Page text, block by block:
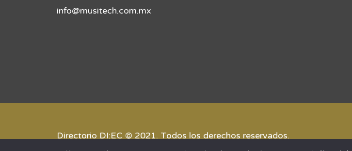
info@musitech.com.mx
Directorio DI:EC © 2021. Todos los derechos reservados.